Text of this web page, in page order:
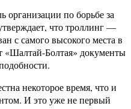
организации по борьбе за
что троллинг —
с самого высокого места в
Болтая» документы
некоторое время, что и
И это уже не первый